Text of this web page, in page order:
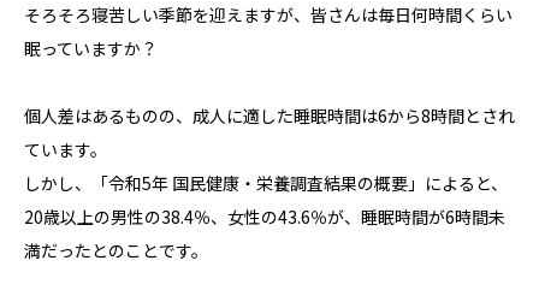
そろそろ寝苦しい季節を迎えますが、皆さんは毎日何時間くらい
眠っていますか？
個人差はあるものの、成人に適した睡眠時間は6から8時間とされ
ています。
しかし、「令和5年 国民健康・栄養調査結果の概要」によると、
20歳以上の男性の38.4％、女性の43.6％が、睡眠時間が6時間未
満だったとのことです。